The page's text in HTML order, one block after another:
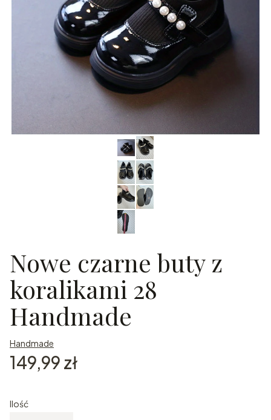
Nowe czarne buty z
koralikami 28
Handmade
Handmade
Cena
149,99 zł
Ilość